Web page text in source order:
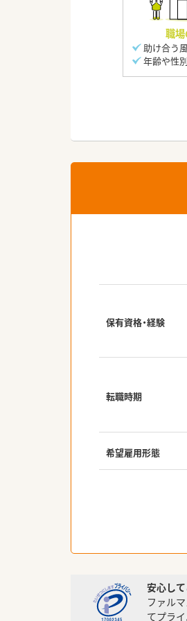
職
助け合う
年齢や性
保有資格・経験
転職時期
希望雇用形態
安心し
ファル
てプラ